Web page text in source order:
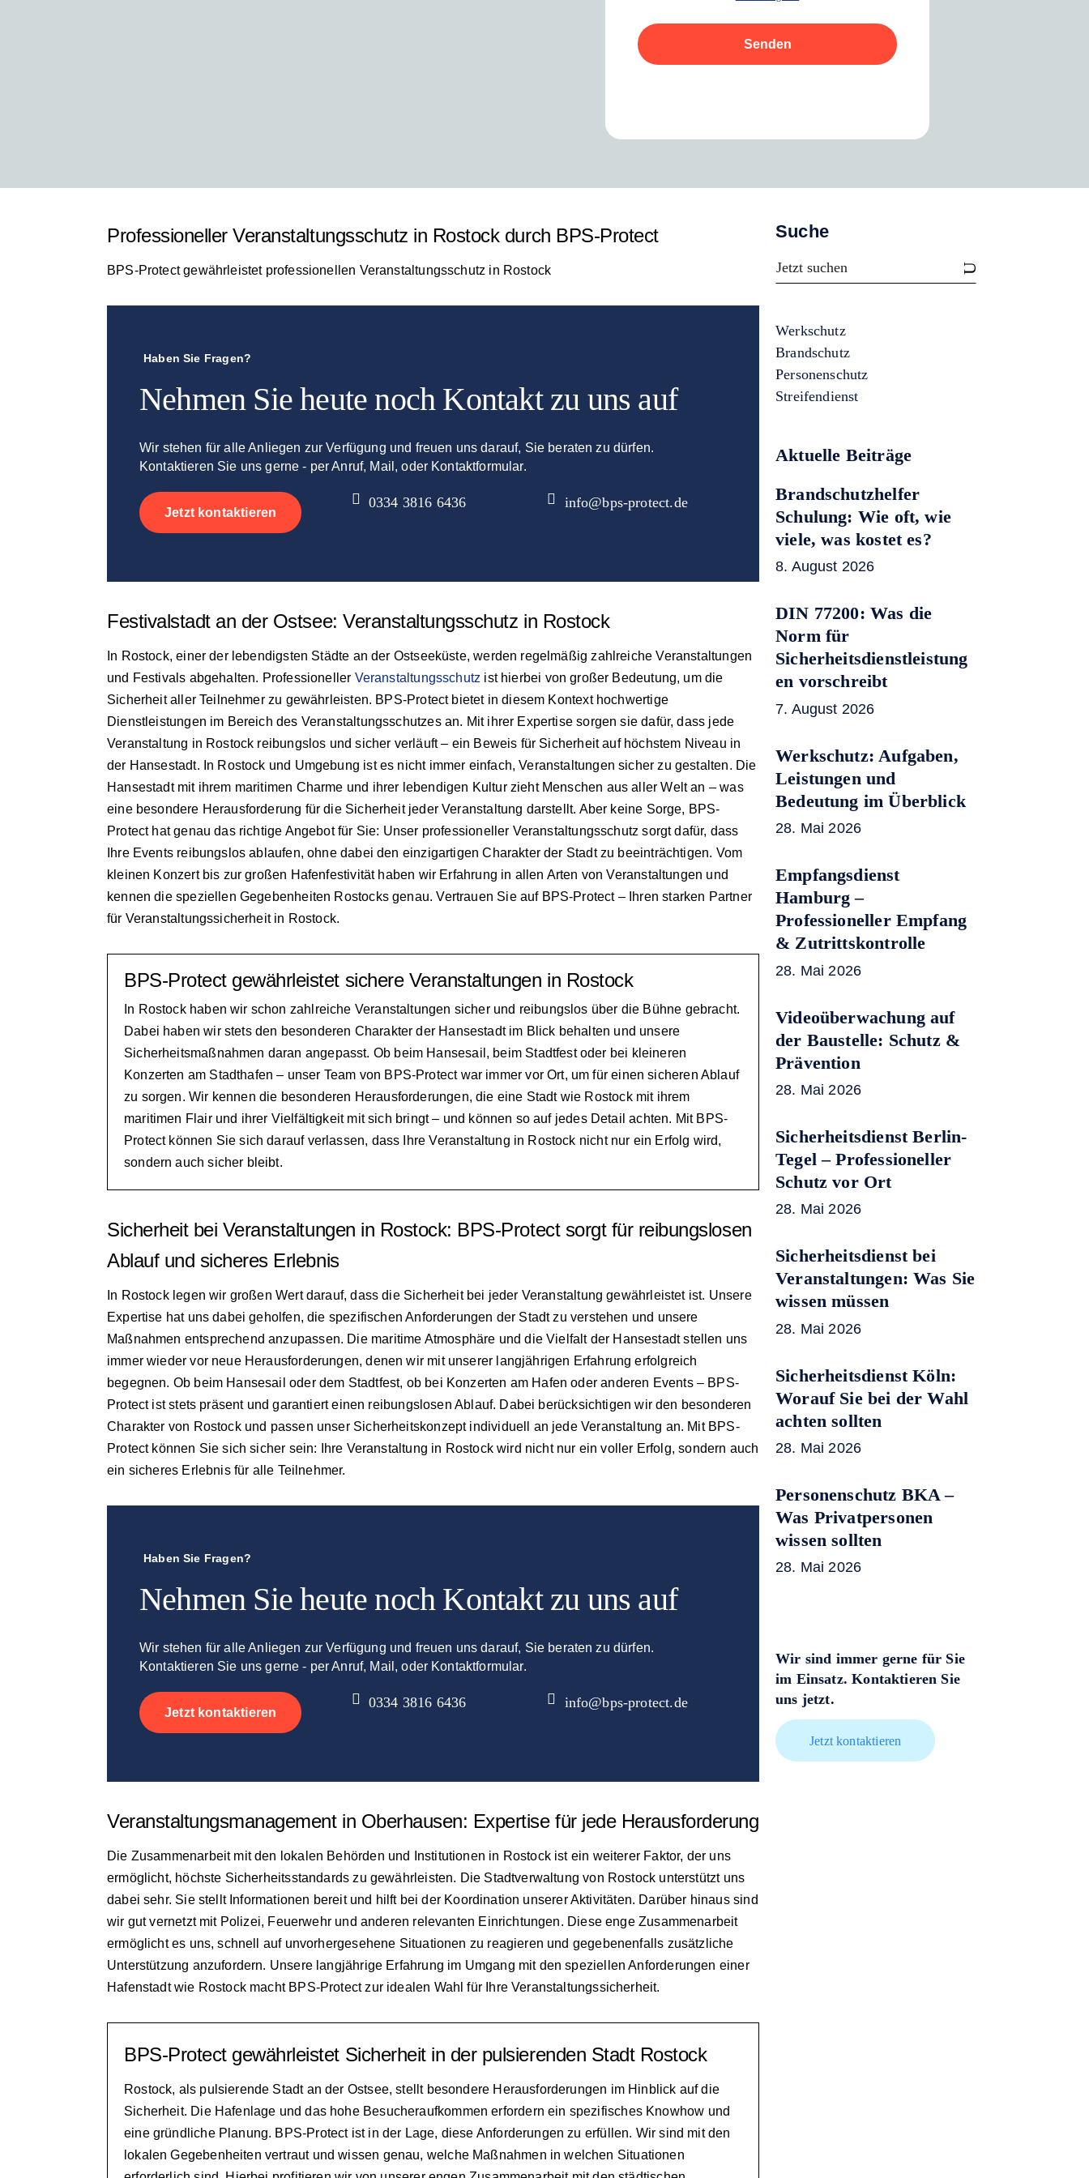
Senden
Professioneller Veranstaltungsschutz in Rostock durch BPS-Protect
BPS-Protect gewährleistet professionellen Veranstaltungsschutz in Rostock
Haben Sie Fragen?
Nehmen Sie heute noch Kontakt zu uns auf
Wir stehen für alle Anliegen zur Verfügung und freuen uns darauf, Sie beraten zu dürfen.
Kontaktieren Sie uns gerne - per Anruf, Mail, oder Kontaktformular.
Jetzt kontaktieren
0334 3816 6436 info@bps-protect.de
Festivalstadt an der Ostsee: Veranstaltungsschutz in Rostock
In Rostock, einer der lebendigsten Städte an der Ostseeküste, werden regelmäßig zahlreiche Veranstaltungen
und Festivals abgehalten. Professioneller Veranstaltungsschutz ist hierbei von großer Bedeutung, um die
Sicherheit aller Teilnehmer zu gewährleisten. BPS-Protect bietet in diesem Kontext hochwertige
Dienstleistungen im Bereich des Veranstaltungsschutzes an. Mit ihrer Expertise sorgen sie dafür, dass jede
Veranstaltung in Rostock reibungslos und sicher verläuft – ein Beweis für Sicherheit auf höchstem Niveau in
der Hansestadt. In Rostock und Umgebung ist es nicht immer einfach, Veranstaltungen sicher zu gestalten. Die
Hansestadt mit ihrem maritimen Charme und ihrer lebendigen Kultur zieht Menschen aus aller Welt an – was
eine besondere Herausforderung für die Sicherheit jeder Veranstaltung darstellt. Aber keine Sorge, BPS-
Protect hat genau das richtige Angebot für Sie: Unser professioneller Veranstaltungsschutz sorgt dafür, dass
Ihre Events reibungslos ablaufen, ohne dabei den einzigartigen Charakter der Stadt zu beeinträchtigen. Vom
kleinen Konzert bis zur großen Hafenfestivität haben wir Erfahrung in allen Arten von Veranstaltungen und
kennen die speziellen Gegebenheiten Rostocks genau. Vertrauen Sie auf BPS-Protect – Ihren starken Partner
für Veranstaltungssicherheit in Rostock.
BPS-Protect gewährleistet sichere Veranstaltungen in Rostock
In Rostock haben wir schon zahlreiche Veranstaltungen sicher und reibungslos über die Bühne gebracht.
Dabei haben wir stets den besonderen Charakter der Hansestadt im Blick behalten und unsere
Sicherheitsmaßnahmen daran angepasst. Ob beim Hansesail, beim Stadtfest oder bei kleineren
Konzerten am Stadthafen – unser Team von BPS-Protect war immer vor Ort, um für einen sicheren Ablauf
zu sorgen. Wir kennen die besonderen Herausforderungen, die eine Stadt wie Rostock mit ihrem
maritimen Flair und ihrer Vielfältigkeit mit sich bringt – und können so auf jedes Detail achten. Mit BPS-
Protect können Sie sich darauf verlassen, dass Ihre Veranstaltung in Rostock nicht nur ein Erfolg wird,
sondern auch sicher bleibt.
Sicherheit bei Veranstaltungen in Rostock: BPS-Protect sorgt für reibungslosen
Ablauf und sicheres Erlebnis
In Rostock legen wir großen Wert darauf, dass die Sicherheit bei jeder Veranstaltung gewährleistet ist. Unsere
Expertise hat uns dabei geholfen, die spezifischen Anforderungen der Stadt zu verstehen und unsere
Maßnahmen entsprechend anzupassen. Die maritime Atmosphäre und die Vielfalt der Hansestadt stellen uns
immer wieder vor neue Herausforderungen, denen wir mit unserer langjährigen Erfahrung erfolgreich
begegnen. Ob beim Hansesail oder dem Stadtfest, ob bei Konzerten am Hafen oder anderen Events – BPS-
Protect ist stets präsent und garantiert einen reibungslosen Ablauf. Dabei berücksichtigen wir den besonderen
Charakter von Rostock und passen unser Sicherheitskonzept individuell an jede Veranstaltung an. Mit BPS-
Protect können Sie sich sicher sein: Ihre Veranstaltung in Rostock wird nicht nur ein voller Erfolg, sondern auch
ein sicheres Erlebnis für alle Teilnehmer.
Haben Sie Fragen?
Nehmen Sie heute noch Kontakt zu uns auf
Wir stehen für alle Anliegen zur Verfügung und freuen uns darauf, Sie beraten zu dürfen.
Kontaktieren Sie uns gerne - per Anruf, Mail, oder Kontaktformular.
Jetzt kontaktieren
0334 3816 6436 info@bps-protect.de
Veranstaltungsmanagement in Oberhausen: Expertise für jede Herausforderung
Die Zusammenarbeit mit den lokalen Behörden und Institutionen in Rostock ist ein weiterer Faktor, der uns
ermöglicht, höchste Sicherheitsstandards zu gewährleisten. Die Stadtverwaltung von Rostock unterstützt uns
dabei sehr. Sie stellt Informationen bereit und hilft bei der Koordination unserer Aktivitäten. Darüber hinaus sind
wir gut vernetzt mit Polizei, Feuerwehr und anderen relevanten Einrichtungen. Diese enge Zusammenarbeit
ermöglicht es uns, schnell auf unvorhergesehene Situationen zu reagieren und gegebenenfalls zusätzliche
Unterstützung anzufordern. Unsere langjährige Erfahrung im Umgang mit den speziellen Anforderungen einer
Hafenstadt wie Rostock macht BPS-Protect zur idealen Wahl für Ihre Veranstaltungssicherheit.
BPS-Protect gewährleistet Sicherheit in der pulsierenden Stadt Rostock
Rostock, als pulsierende Stadt an der Ostsee, stellt besondere Herausforderungen im Hinblick auf die
Sicherheit. Die Hafenlage und das hohe Besucheraufkommen erfordern ein spezifisches Knowhow und
eine gründliche Planung. BPS-Protect ist in der Lage, diese Anforderungen zu erfüllen. Wir sind mit den
lokalen Gegebenheiten vertraut und wissen genau, welche Maßnahmen in welchen Situationen
Suche
Werkschutz
Brandschutz
Personenschutz
Streifendienst
Aktuelle Beiträge
Brandschutzhelfer
Schulung: Wie oft, wie
viele, was kostet es?
8. August 2026
DIN 77200: Was die
Norm für
Sicherheitsdienstleistung
en vorschreibt
7. August 2026
Werkschutz: Aufgaben,
Leistungen und
Bedeutung im Überblick
28. Mai 2026
Empfangsdienst
Hamburg –
Professioneller Empfang
& Zutrittskontrolle
28. Mai 2026
Videoüberwachung auf
der Baustelle: Schutz &
Prävention
28. Mai 2026
Sicherheitsdienst Berlin-
Tegel – Professioneller
Schutz vor Ort
28. Mai 2026
Sicherheitsdienst bei
Veranstaltungen: Was Sie
wissen müssen
28. Mai 2026
Sicherheitsdienst Köln:
Worauf Sie bei der Wahl
achten sollten
28. Mai 2026
Personenschutz BKA –
Was Privatpersonen
wissen sollten
28. Mai 2026
Wir sind immer gerne für Sie
im Einsatz. Kontaktieren Sie
uns jetzt.
Jetzt kontaktieren